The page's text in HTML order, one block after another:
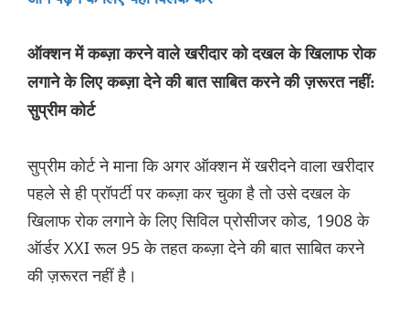
ऑक्शन में कब्ज़ा करने वाले खरीदार को दखल के खिलाफ रोक
लगाने के लिए कब्ज़ा देने की बात साबित करने की ज़रूरत नहीं:
सुप्रीम कोर्ट
सुप्रीम कोर्ट ने माना कि अगर ऑक्शन में खरीदने वाला खरीदार
पहले से ही प्रॉपर्टी पर कब्ज़ा कर चुका है तो उसे दखल के
खिलाफ रोक लगाने के लिए सिविल प्रोसीजर कोड, 1908 के
ऑर्डर XXI रूल 95 के तहत कब्ज़ा देने की बात साबित करने
की ज़रूरत नहीं है।